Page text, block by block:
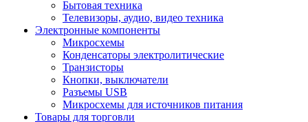
Бытовая техника
Телевизоры, аудио, видео техника
Электронные компоненты
Микросхемы
Конденсаторы электролитические
Транзисторы
Кнопки, выключатели
Разъемы USB
Микросхемы для источников питания
Товары для торговли